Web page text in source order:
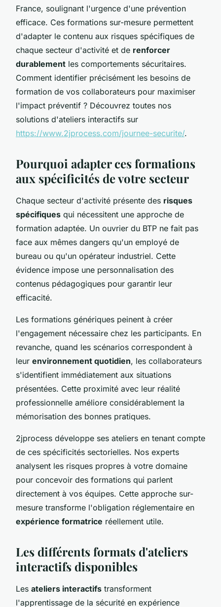
France, soulignant l'urgence d'une prévention
efficace. Ces formations sur-mesure permettent
d'adapter le contenu aux risques spécifiques de
chaque secteur d'activité et de renforcer
durablement les comportements sécuritaires.
Comment identifier précisément les besoins de
formation de vos collaborateurs pour maximiser
l'impact préventif ? Découvrez toutes nos
solutions d'ateliers interactifs sur
https://www.2jprocess.com/journee-securite/.
Pourquoi adapter ces formations
aux spécificités de votre secteur
Chaque secteur d'activité présente des risques
spécifiques qui nécessitent une approche de
formation adaptée. Un ouvrier du BTP ne fait pas
face aux mêmes dangers qu'un employé de
bureau ou qu'un opérateur industriel. Cette
évidence impose une personnalisation des
contenus pédagogiques pour garantir leur
efficacité.
Les formations génériques peinent à créer
l'engagement nécessaire chez les participants. En
revanche, quand les scénarios correspondent à
leur environnement quotidien, les collaborateurs
s'identifient immédiatement aux situations
présentées. Cette proximité avec leur réalité
professionnelle améliore considérablement la
mémorisation des bonnes pratiques.
2jprocess développe ses ateliers en tenant compte
de ces spécificités sectorielles. Nos experts
analysent les risques propres à votre domaine
pour concevoir des formations qui parlent
directement à vos équipes. Cette approche sur-
mesure transforme l'obligation réglementaire en
expérience formatrice réellement utile.
Les différents formats d'ateliers
interactifs disponibles
Les ateliers interactifs transforment
l'apprentissage de la sécurité en expérience